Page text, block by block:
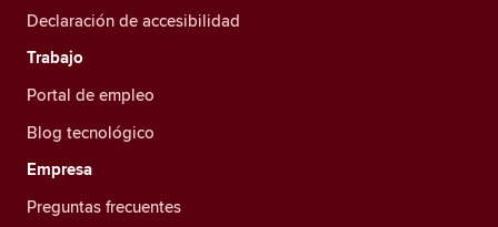
Declaración de accesibilidad
Trabajo
Portal de empleo
Blog tecnológico
Empresa
Preguntas frecuentes